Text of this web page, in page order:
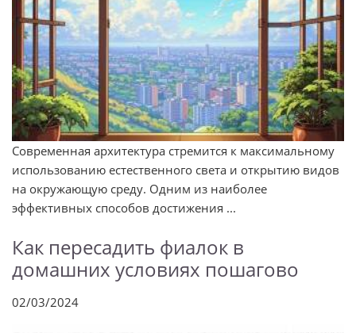
Современная архитектура стремится к максимальному
использованию естественного света и открытию видов
на окружающую среду. Одним из наиболее
эффективных способов достижения ...
Как пересадить фиалок в
домашних условиях пошагово
02/03/2024